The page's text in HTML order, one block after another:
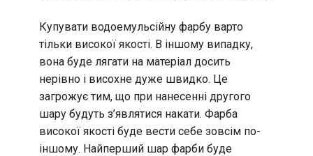
Купувати водоемульсійну фарбу варто
тільки високої якості. В іншому випадку,
вона буде лягати на матеріал досить
нерівно і висохне дуже швидко. Це
загрожує тим, що при нанесенні другого
шару будуть з’являтися накати. Фарба
високої якості буде вести себе зовсім по-
іншому. Найперший шар фарби буде